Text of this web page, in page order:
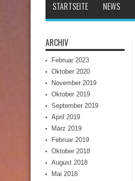
STARTSEITE NEWS
ARCHIV
Februar 2023
Oktober 2020
November 2019
Oktober 2019
September 2019
April 2019
März 2019
Februar 2019
Oktober 2018
August 2018
Mai 2018